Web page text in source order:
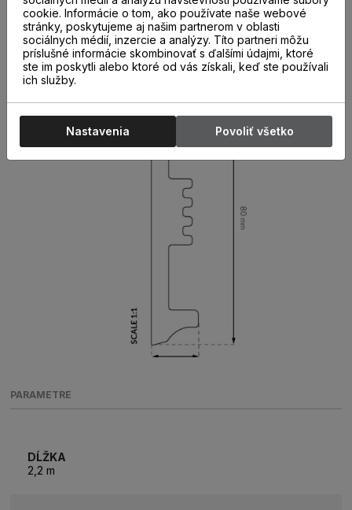
ukryje káble a zakončenia tapiet. Jej montáž je pomocou
montážneho lepidla jednoduchá a rýchla. Rohy líšt sa
môžu dokončiť zrezaním pod uhlom.
PARAMETRE
DĹŽKA
2,2 m
cookie. Informácie o tom, ako používate naše webové
stránky, poskytujeme aj našim partnerom v oblasti
sociálnych médií, inzercie a analýzy. Títo partneri môžu
príslušné informácie skombinovať s ďalšími údajmi, ktoré
ste im poskytli alebo ktoré od vás získali, keď ste používali
ich služby.
Nastavenia Povoliť všetko